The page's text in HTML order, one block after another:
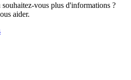
vous plus d'informations ?
aider.